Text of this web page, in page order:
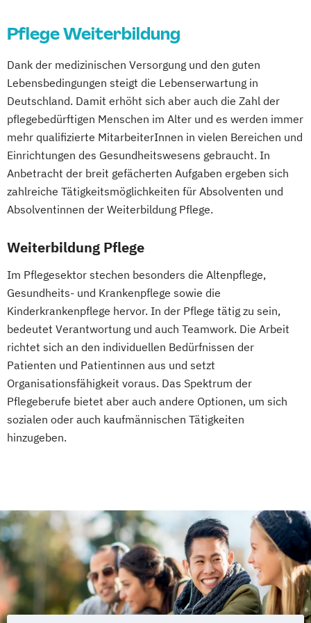
"Ernährung in besonderen Lebensphasen"
Gesundheitspädagoge/-in -
Gesundheitsberater/-in Fachrichtung
"Heilpflanzenkunde"
Gesundheitspädagoge/-in -
Gesundheitsberater/-in mit Fachrichtung
"Lebensmittelunverträglichkeiten"
Gewichtsmanagement
Grundlagen der Ernährungsmedizin
Grundlagen der Phytotherapie
Pflanzenkunde in der Ernährung
Traumafachberater/-in
Betreuung und Pflege
Palliative Care für die Ambulante Pflege
Pflegeberater/-in nach § 7a SGB XI
Pflegedienstleitung im ambulanten
Pflegedienst
Pflege Weiterbildung
Dank der medizinischen Versorgung und den guten
Lebensbedingungen steigt die Lebenserwartung in
Deutschland. Damit erhöht sich aber auch die Zahl der
pflegebedürftigen Menschen im Alter und es werden immer
mehr qualifizierte MitarbeiterInnen in vielen Bereichen und
Einrichtungen des Gesundheitswesens gebraucht. In
Anbetracht der breit gefächerten Aufgaben ergeben sich
zahlreiche Tätigkeitsmöglichkeiten für Absolventen und
Absolventinnen der Weiterbildung Pflege.
Weiterbildung Pflege
Im Pflegesektor stechen besonders die Altenpflege,
Gesundheits- und Krankenpflege sowie die
Kinderkrankenpflege hervor. In der Pflege tätig zu sein,
bedeutet Verantwortung und auch Teamwork. Die Arbeit
richtet sich an den individuellen Bedürfnissen der
Patienten und Patientinnen aus und setzt
Organisationsfähigkeit voraus. Das Spektrum der
Pflegeberufe bietet aber auch andere Optionen, um sich
sozialen oder auch kaufmännischen Tätigkeiten
hinzugeben.